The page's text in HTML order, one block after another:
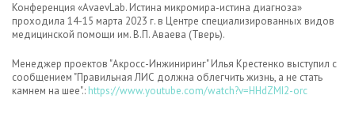
Конференция «AvaevLab. Истина микромира-истина диагноза»
проходила 14-15 марта 2023 г. в Центре специализированных видов
медицинской помощи им. В.П. Аваева (Тверь).
Менеджер проектов "Акросс-Инжиниринг" Илья Крестенко выступил с
сообщением "Правильная ЛИС должна облегчить жизнь, а не стать
камнем на шее".: https://www.youtube.com/watch?v=HHdZMI2-orc